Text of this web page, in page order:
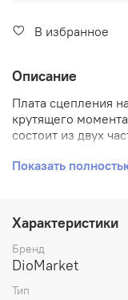
В избранное
Описание
Плата сцепления
крутящего
состоит из двух
системой
через муфту на
на заднее колесо.
двигатель
позволяет скутеру
регулировать
Показать
Характеристики
Бренд
DioMarket
Тип